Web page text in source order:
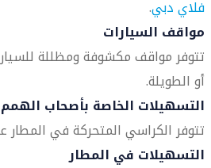
فلاي دبي.
مواقف السيارات
تتوفر مواقف مكشوفة ومظللة
أو الطويلة.
التسهيلات الخاصة بأصحاب الهمم
تتوفر الكراسي المتحركة في المطار
التسهيلات في المطار